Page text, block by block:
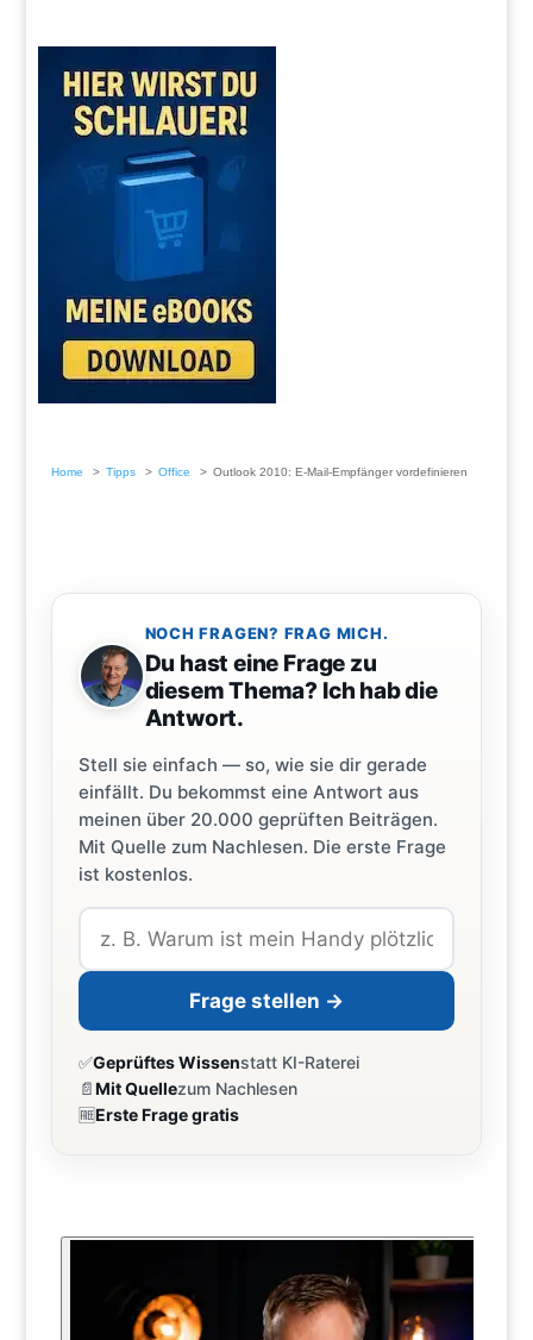
Home Tipps Office Outlook 2010: E-Mail-Empfänger vordefinieren
NOCH FRAGEN? FRAG MICH.
Du hast eine Frage zu
diesem Thema? Ich hab die
Antwort.
Stell sie einfach — so, wie sie dir gerade
einfällt. Du bekommst eine Antwort aus
meinen über 20.000 geprüften Beiträgen.
Mit Quelle zum Nachlesen. Die erste Frage
ist kostenlos.
Frage stellen →
✅Geprüftes Wissenstatt KI-Raterei
📄Mit Quellezum Nachlesen
🆓Erste Frage gratis